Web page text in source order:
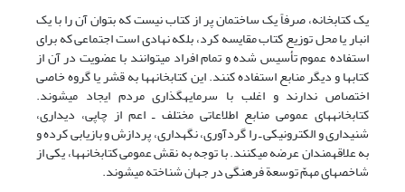
یک کتابخانه، صرفاً یک ساختمان پر از کتاب نیست که بتوان آن را با یک
انبار یا محل توزیع کتاب مقایسه کرد، بلکه نهادی است اجتماعی که برای
استفاده عموم تأسیس شده و تمام افراد می­توانند با عضویت در آن از
کتاب‏ها و دیگر منابع استفاده کنند. این کتابخانه‏ها به قشر یا گروه خاصی
اختصاص ندارند و اغلب با سرمایه‏گذاری مردم ایجاد می‏شوند.
کتابخانه‏های عمومی منابع اطلاعاتی مختلف ـ اعم از چاپی، دیداری،
شنیداری و الکترونیکی ـ را گردآوری، نگهداری، پردازش و بازیابی کرده و
به علاقه‏مندان عرضه می‏کنند. با توجه به نقش عمومی کتابخانه‏ها، یکی از
شاخص‏های مهمّ توسعة فرهنگی در جهان شناخته می‏شوند.